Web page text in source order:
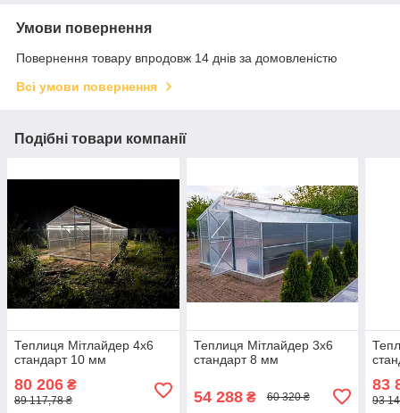
Умови повернення
Повернення товару впродовж 14 днів за домовленістю
Всі умови повернення
Подібні товари компанії
Теплиця Мітлайдер 4х6
стандарт 10 мм
80 206 ₴
89 117,78 ₴
Теплиця Мітлайдер 3х6
стандарт 8 мм
54 288₴ 60 320 ₴
83
93